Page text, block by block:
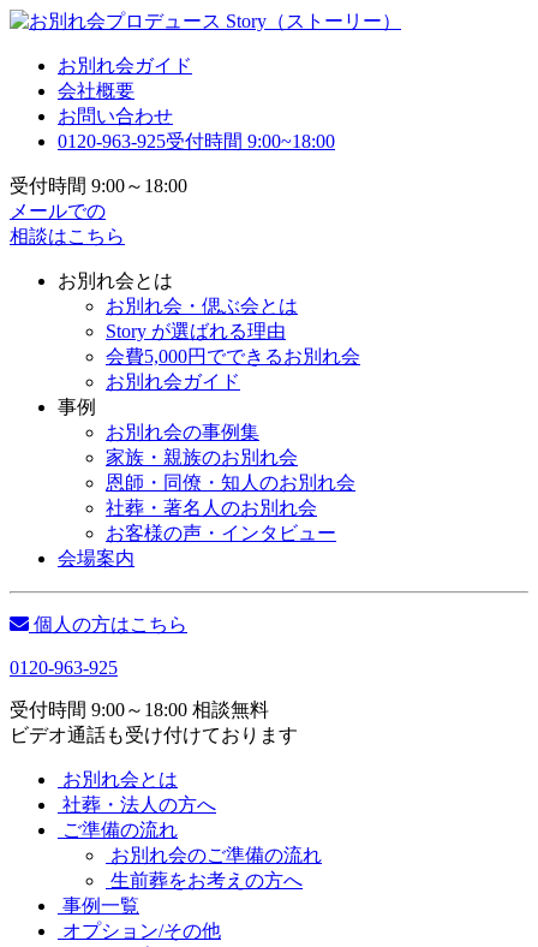
お別れ会ガイド
会社概要
お問い合わせ
0120-963-925受付時間 9:00~18:00
受付時間 9:00～18:00
メールでの
相談はこちら
お別れ会とは
お別れ会・偲ぶ会とは
Story が選ばれる理由
会費5,000円でできるお別れ会
お別れ会ガイド
事例
お別れ会の事例集
家族・親族のお別れ会
恩師・同僚・知人のお別れ会
社葬・著名人のお別れ会
お客様の声・インタビュー
会場案内
個人の方はこちら
0120-963-925
受付時間 9:00～18:00 相談無料
ビデオ通話も受け付けております
お別れ会とは
社葬・法人の方へ
ご準備の流れ
お別れ会のご準備の流れ
生前葬をお考えの方へ
事例一覧
オプション/その他